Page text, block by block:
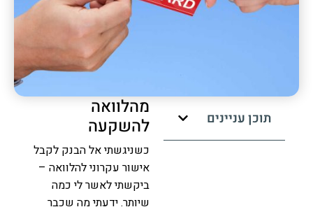
תוכן עניינים
מהלוואה
להשקעה
כשניגשתי אל הבנק לקבל
אישור עקרוני להלוואה –
ביקשתי לאשר לי כמה
שיותר. ידעתי מה שכבר